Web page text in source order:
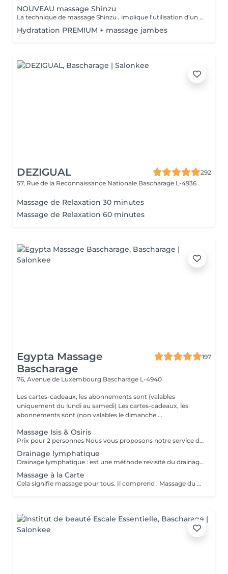
NOUVEAU massage Shinzu
La technique de massage Shinzu , implique l'utilisation d'un "cansa", qui est un instrument ou un outil, fabriqué en métal et bois , utilisé pour appliquer une pression pendant le massage. Cet outil aide à intensifier les effets du massage, favorisant le soulagement des tensions musculaires et stimulant la circulation sanguine. Le massage combine des mouvements manuels avec l'utilisation du cansa, offrant une expérience unique qui vise non seulement à détendre le corps, mais aussi à équilibrer l'énergie et à promouvoir le bien-être général. C'est une pratique qui peut s'avérer très efficace pour ceux qui recherchent un soulagement du stress et des douleurs musculaires.
Hydratation PREMIUM + massage jambes
DEZIGUAL
292
57, Rue de la Reconnaissance Nationale Bascharage L-4936
Massage de Relaxation 30 minutes
Massage de Relaxation 60 minutes
Egypta Massage
Bascharage
197
76, Avenue de Luxembourg Bascharage L-4940
Les cartes-cadeaux, les abonnements sont (valables
uniquement du lundi au samedi) Les cartes-cadeaux, les
abonnements sont (non valables le dimanche ...
Massage Isis & Osiris
Prix pour 2 personnes Nous vous proposons notre service de massage pour couples. Le massage en couple vous permet de profiter de notre massothérapie en compagnie de votre conjoint dans une seule pièce. Cela permettrait aux couples d'en profiter doublement. Le couple bénéficie d'un moment en or pour renouer avec l'autre et ils peuvent apprendre comment prendre soin l'un de l'autre ou se mettre à l'aise mutuellement.
Drainage lymphatique
Drainage lymphatique : est une méthode revisité du drainage lymphatique traditionnel qui permet d'obtenir des résultats plus rapides et visuels impressionnants.
Massage à la Carte
Cela signifie massage pour tous. Il comprend : Massage du dos, Massage des jambes, Massage de la tête, des épaules, du cou et des mains. Les dimanches / jours fériés vous coûtent plus que les jours ouvrables normaux (+-30%). Les cartes-cadeaux, les abonnements sont (valables uniquement du lundi au samedi) Les cartes-cadeaux, les abonnements sont (non valables le dimanche et les jours fériés)